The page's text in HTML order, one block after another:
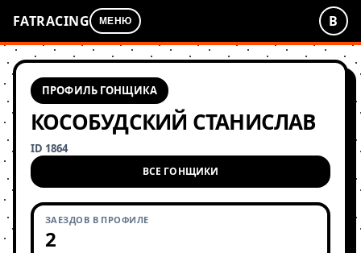
FATRACING МЕНЮ В
ПРОФИЛЬ ГОНЩИКА
КОСОБУДСКИЙ СТАНИСЛАВ
ID 1864
ВСЕ ГОНЩИКИ
ЗАЕЗДОВ В ПРОФИЛЕ
2